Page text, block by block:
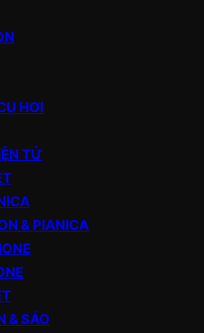
HƠI
TỬ
& PIANICA
& SÁO